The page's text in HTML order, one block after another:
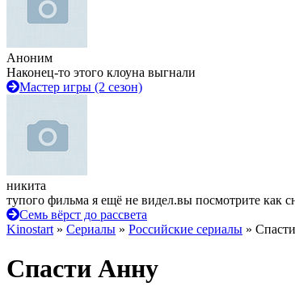
Аноним
Наконец-то этого клоуна выгнали
Мастер игры (2 сезон)
никита
тупого фильма я ещё не видел.вы посмотрите как
Семь вёрст до рассвета
Kinostart » Сериалы » Российские сериалы »
Спасти Анну